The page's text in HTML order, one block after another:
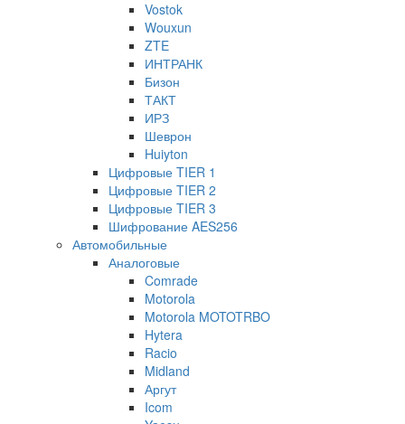
Vostok
Wouxun
ZTE
ИНТРАНК
Бизон
ТАКТ
ИРЗ
Шеврон
Huiyton
Цифровые TIER 1
Цифровые TIER 2
Цифровые TIER 3
Шифрование AES256
Автомобильные
Аналоговые
Comrade
Motorola
Motorola MOTOTRBO
Hytera
Racio
Midland
Аргут
Icom